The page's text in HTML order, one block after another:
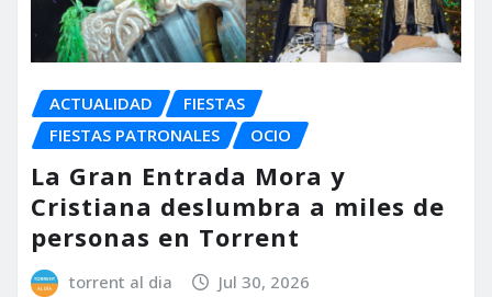
ACTUALIDAD
FIESTAS
FIESTAS PATRONALES
OCIO
La Gran Entrada Mora y
Cristiana deslumbra a miles de
personas en Torrent
torrent al dia Jul 30, 2026